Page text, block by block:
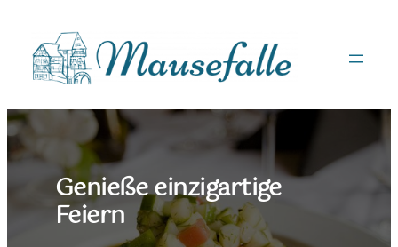
springen
Genieße einzigartige
Feiern